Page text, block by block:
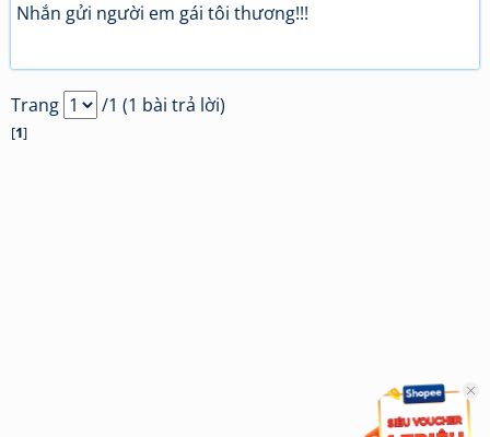
Nhắn gửi người em gái tôi thương!!!
Trang /1 (1 bài trả lời)
[1]